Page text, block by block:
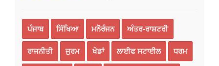
ਪੰਜਾਬ ਸਿੱਖਿਆ ਮਨੋਰੰਜਨ ਅੰਤਰ-ਰਾਸ਼ਟਰੀ
ਰਾਜਨੀਤੀ ਜੁਰਮ ਖੇਡਾਂ ਲਾਈਫ ਸਟਾਈਲ ਧਰਮ